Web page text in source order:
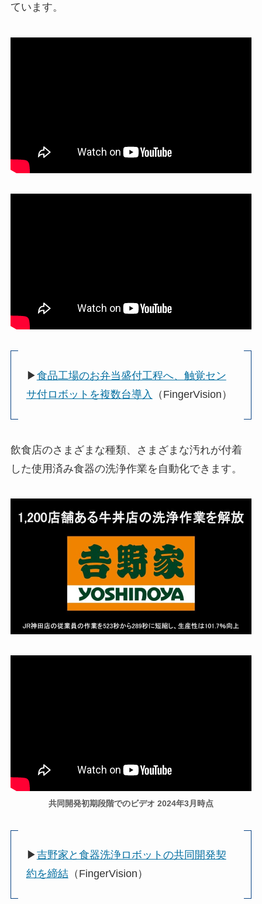
ています。
▶食品工場のお弁当盛付工程へ、触覚セン
サ付ロボットを複数台導入
（FingerVision）
飲食店のさまざまな種類、さまざまな汚れが付着
した使用済み食器の洗浄作業を自動化できます。
共同開発初期段階でのビデオ 2024年3月時点
▶吉野家と食器洗浄ロボットの共同開発契
約を締結（FingerVision）